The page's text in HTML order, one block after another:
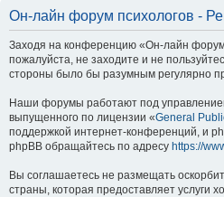
Он-лайн форум психологов -
Заходя на конференцию «Он-лайн
пожалуйста, не заходите и не
стороны было бы разумным регулярно
Наши форумы работают под
выпущенного по лицензии «General
поддержкой интернет-конференций, и
phpBB обращайтесь по адресу https://
Вы соглашаетесь не размещать
страны, которая предоставляет